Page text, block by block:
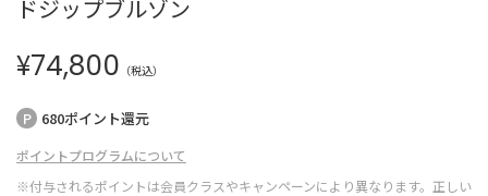
ドジップブルゾン
¥74,800 （税込）
680ポイント還元
ポイントプログラムについて
※付与されるポイントは会員クラスやキャンペーンにより異なります。正しい